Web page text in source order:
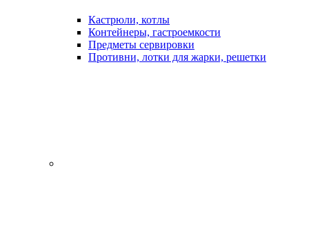
Кастрюли, котлы
Контейнеры, гастроемкости
Предметы сервировки
Противни, лотки для жарки, решетки